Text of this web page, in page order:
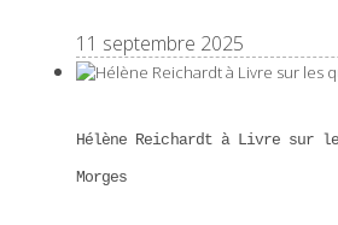
11 septembre 2025
Hélène Reichardt à Livre sur
Morges